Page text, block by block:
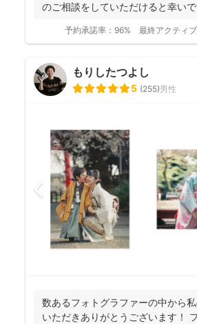
のご相談をしていただけると幸
予約承諾率： 96% 最終アクティブ
もりしたつよし
5 (255)男性
数あるフォトグラファーの中から
いただきありがとうございます！